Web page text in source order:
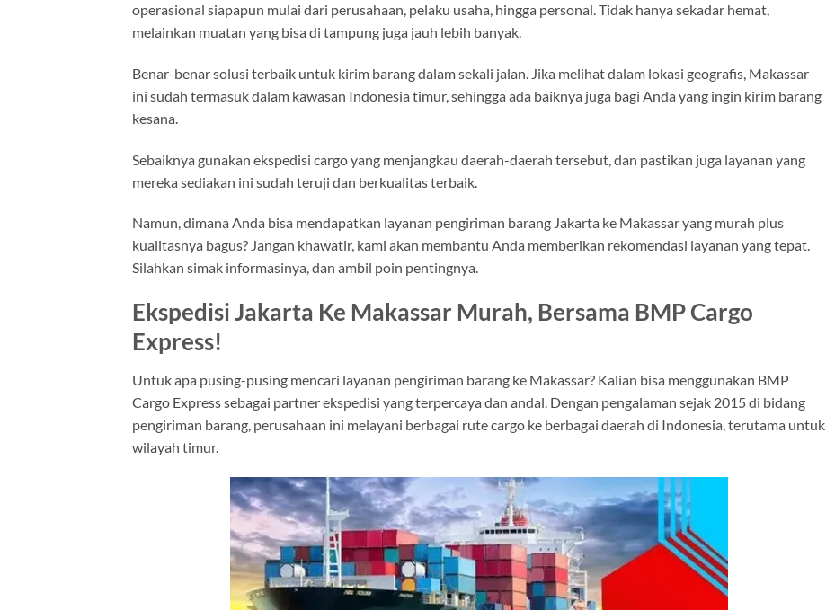
operasional siapapun mulai dari perusahaan, pelaku usaha, hingga personal. Tidak hanya sekadar hemat,
melainkan muatan yang bisa di tampung juga jauh lebih banyak.
Benar-benar solusi terbaik untuk kirim barang dalam sekali jalan. Jika melihat dalam lokasi geografis, Makassar
ini sudah termasuk dalam kawasan Indonesia timur, sehingga ada baiknya juga bagi Anda yang ingin kirim barang
kesana.
Sebaiknya gunakan ekspedisi cargo yang menjangkau daerah-daerah tersebut, dan pastikan juga layanan yang
mereka sediakan ini sudah teruji dan berkualitas terbaik.
Namun, dimana Anda bisa mendapatkan layanan pengiriman barang Jakarta ke Makassar yang murah plus
kualitasnya bagus? Jangan khawatir, kami akan membantu Anda memberikan rekomendasi layanan yang tepat.
Silahkan simak informasinya, dan ambil poin pentingnya.
Ekspedisi Jakarta Ke Makassar Murah, Bersama BMP Cargo
Express!
Untuk apa pusing-pusing mencari layanan pengiriman barang ke Makassar? Kalian bisa menggunakan BMP
Cargo Express sebagai partner ekspedisi yang terpercaya dan andal. Dengan pengalaman sejak 2015 di bidang
pengiriman barang, perusahaan ini melayani berbagai rute cargo ke berbagai daerah di Indonesia, terutama untuk
wilayah timur.